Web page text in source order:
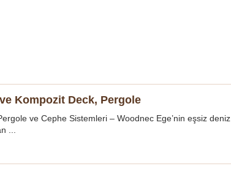
Kompozit Deck, Pergole
ve Cephe Sistemleri – Woodnec Ege’nin eşsiz deniz
...